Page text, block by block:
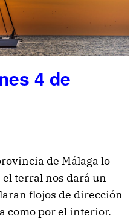
4 de
de Málaga lo
el terral nos dará un
flojos de dirección
como por el interior.